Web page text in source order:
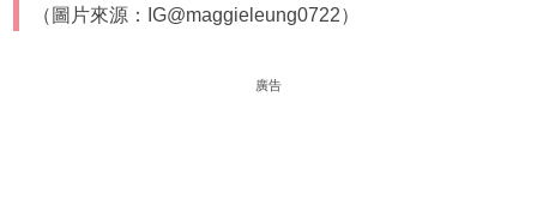
（圖片來源：IG@maggieleung0722）
廣告